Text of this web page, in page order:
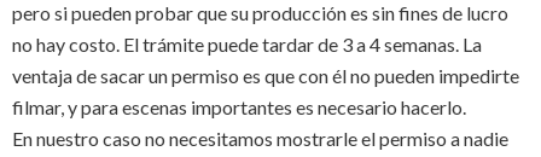
pero si pueden probar que su producción es sin fines de lucro
no hay costo. El trámite puede tardar de 3 a 4 semanas. La
ventaja de sacar un permiso es que con él no pueden impedirte
filmar, y para escenas importantes es necesario hacerlo.
En nuestro caso no necesitamos mostrarle el permiso a nadie